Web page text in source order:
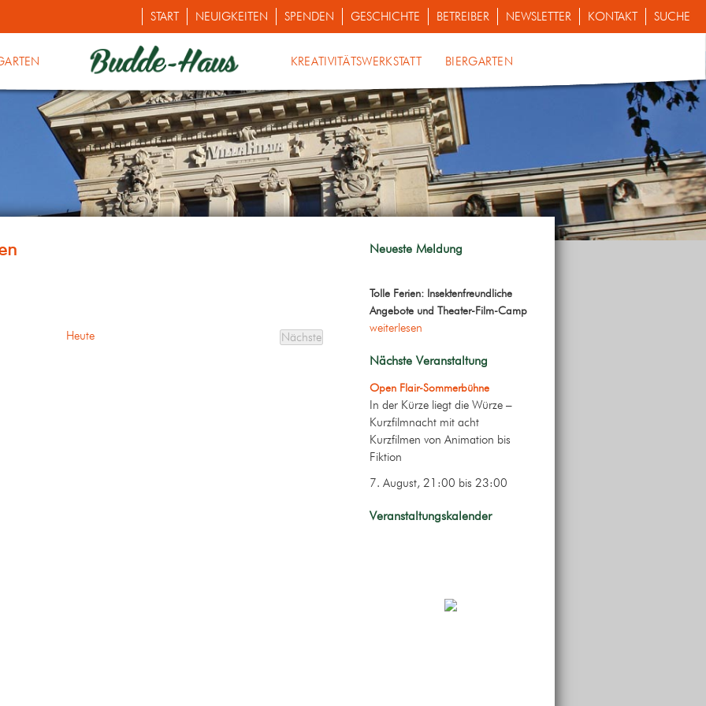
START NEUIGKEITEN SPENDEN GESCHICHTE BETREIBER NEWSLETTER KONTAKT SUCHE
KREATIVITÄTSWERKSTATT BIERGARTEN
Heute
Nächste
Veranstaltungen
Neueste Meldung
Tolle Ferien: Insektenfreundliche
Angebote und Theater-Film-Camp
weiterlesen
Nächste Veranstaltung
Open Flair-Sommerbühne
In der Kürze liegt die Würze –
Kurzfilmnacht mit acht
Kurzfilmen von Animation bis
Fiktion
7. August, 21:00 bis 23:00
Veranstaltungskalender